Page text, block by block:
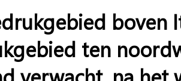
boven
ten